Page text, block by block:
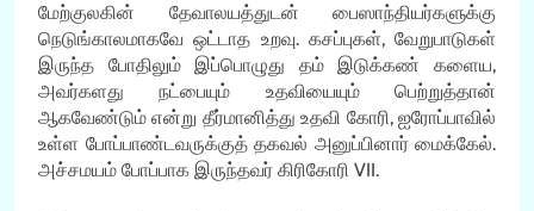
மேற்குலகின் தேவாலயத்துடன் பைஸாந்தியர்களுக்கு
நெடுங்காலமாகவே ஒட்டாத உறவு. கசப்புகள், வேறுபாடுகள்
இருந்த போதிலும் இப்பொழுது தம் இடுக்கண் களைய,
அவர்களது நட்பையும் உதவியையும் பெற்றுத்தான்
ஆகவேண்டும் என்று தீர்மானித்து உதவி கோரி, ஐரோப்பாவில்
உள்ள போப்பாண்டவருக்குத் தகவல் அனுப்பினார் மைக்கேல்.
அச்சமயம் போப்பாக இருந்தவர் கிரிகோரி VII.